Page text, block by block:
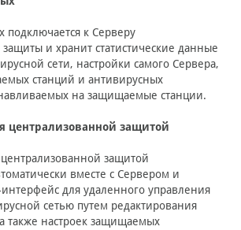
подключается к Серверу
и хранит статистические данные
сети, настройки самого Сервера,
станций и антивирусных
на защищаемые станции.
централизованной защитой
защитой
вместе с Сервером и
интерфейс для удаленного управления
сетью путем редактирования
также настроек защищаемых